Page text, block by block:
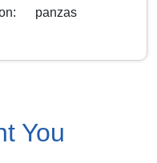
: panzas
You